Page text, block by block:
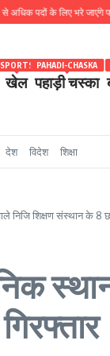
के लिए भरे जाएंगे फार्म
खेल
SPORTS
पहाड़ी चस्का
PAHADI-CHASKA
देश विदेश शिक्षा
निजि शिक्षण संस्थान के 8